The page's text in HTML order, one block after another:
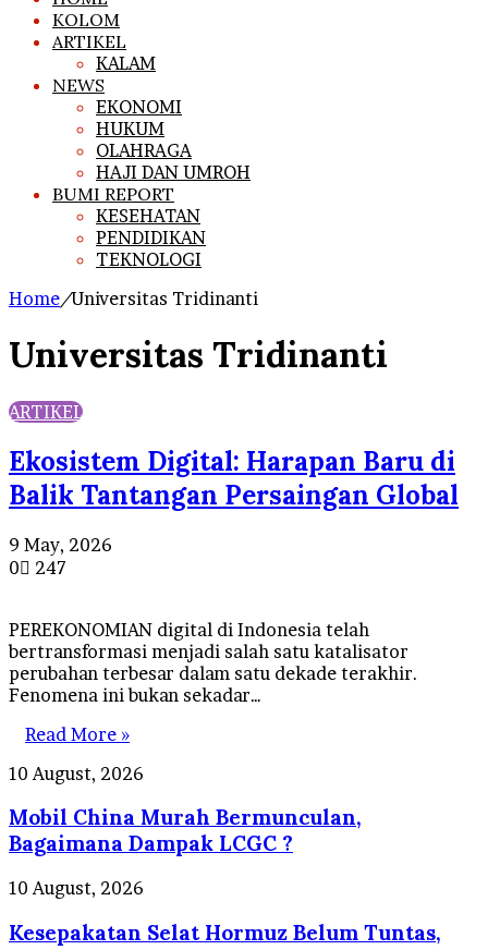
KOLOM
ARTIKEL
KALAM
NEWS
EKONOMI
HUKUM
OLAHRAGA
HAJI DAN UMROH
BUMI REPORT
KESEHATAN
PENDIDIKAN
TEKNOLOGI
Home/Universitas Tridinanti
Universitas Tridinanti
ARTIKEL
Ekosistem Digital: Harapan Baru di
Balik Tantangan Persaingan Global
9 May, 2026
0
247
PEREKONOMIAN digital di Indonesia telah
bertransformasi menjadi salah satu katalisator
perubahan terbesar dalam satu dekade terakhir.
Fenomena ini bukan sekadar…
Read More »
Mobil
Murah
Bermunculan,
Bagaimana
Dampak
?
10 August, 2026
Mobil China Murah Bermunculan,
Bagaimana Dampak LCGC ?
Kesepakatan
Hormuz
10 August, 2026
Kesepakatan Selat Hormuz Belum Tuntas,